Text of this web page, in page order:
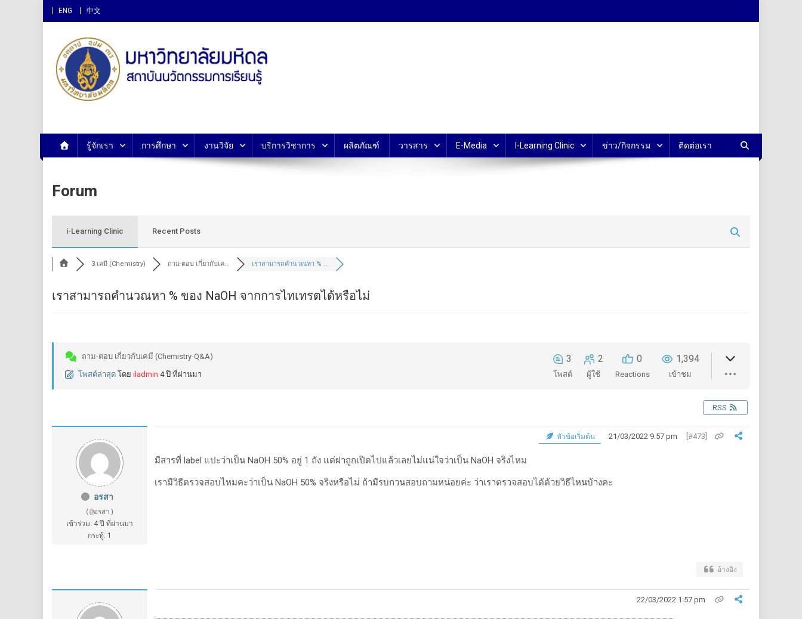
ENG 中文
สถาบันนวัตกรรมการเรียนรู้ ม.มหิดล
รู้จักเรา การศึกษา งานวิจัย บริการวิชาการ ผลิตภัณฑ์ วารสาร E-Media I-Learning Clinic ข่าว/กิจกรรม ติดต่อเรา
Forum
i-Learning Clinic Recent Posts
3.เคมี (Chemistry) ถาม-ตอบ เกี่ยวกับเค... เราสามารถคำนวณหา % ...
เราสามารถคำนวณหา % ของ NaOH จากการไทเทรตได้หรือไม่
ถาม-ตอบ เกี่ยวกับเคมี (Chemistry-Q&A)
โพสต์ล่าสุด โดย iladmin 4 ปี ที่ผ่านมา
3
โพสต์
2
ผู้ใช้
0
Reactions
1,394
เข้าชม
RSS
อรสา
(@อรสา)
เข้าร่วม: 4 ปี ที่ผ่านมา
กระทู้: 1
หัวข้อเริ่มต้น 21/03/2022 9:57 pm [#473]
มีสารที่ label แปะว่าเป็น NaOH 50% อยู่ 1 ถัง แต่ฝาถูกเปิดไปแล้วเลยไม่แน่ใจว่าเป็น NaOH จริงไหม
เรามีวิธีตรวจสอบไหมคะว่าเป็น NaOH 50% จริงหรือไม่ ถ้ามีรบกวนสอบถามหน่อยค่ะ ว่าเราตรวจสอบได้ด้วยวิธีไหนบ้างคะ
อ้างอิง
22/03/2022 1:57 pm